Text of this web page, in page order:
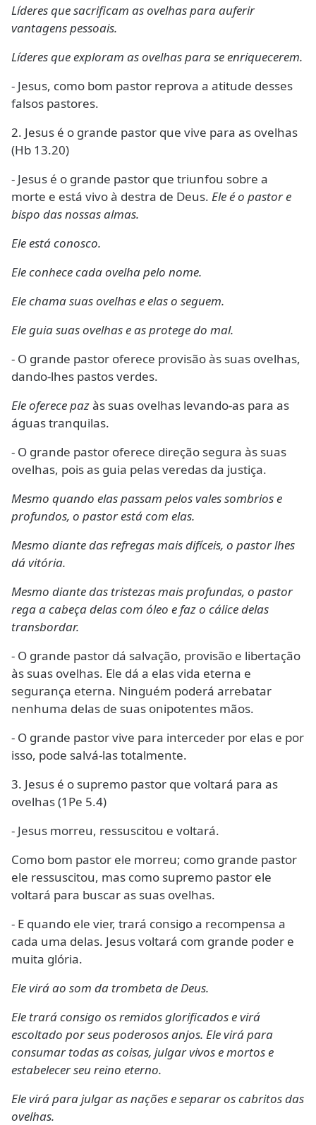
Líderes que sacrificam as ovelhas para auferir
vantagens pessoais.
Líderes que exploram as ovelhas para se enriquecerem.
- Jesus, como bom pastor reprova a atitude desses
falsos pastores.
2. Jesus é o grande pastor que vive para as ovelhas
(Hb 13.20)
- Jesus é o grande pastor que triunfou sobre a
morte e está vivo à destra de Deus. Ele é o pastor e
bispo das nossas almas.
Ele está conosco.
Ele conhece cada ovelha pelo nome.
Ele chama suas ovelhas e elas o seguem.
Ele guia suas ovelhas e as protege do mal.
- O grande pastor oferece provisão às suas ovelhas,
dando-lhes pastos verdes.
Ele oferece pazàs suas ovelhas levando-as para as
águas tranquilas.
- O grande pastor oferece direção segura às suas
ovelhas, pois as guia pelas veredas da justiça.
Mesmo quando elas passam pelos vales sombrios e
profundos, o pastor está com elas.
Mesmo diante das refregas mais difíceis, o pastor lhes
dá vitória.
Mesmo diante das tristezas mais profundas, o pastor
rega a cabeça delas com óleo e faz o cálice delas
transbordar.
- O grande pastor dá salvação, provisão e libertação
às suas ovelhas. Ele dá a elas vida eterna e
segurança eterna. Ninguém poderá arrebatar
nenhuma delas de suas onipotentes mãos.
- O grande pastor vive para interceder por elas e por
isso, pode salvá-las totalmente.
3. Jesus é o supremo pastor que voltará para as
ovelhas (1Pe 5.4)
- Jesus morreu, ressuscitou e voltará.
Como bom pastor ele morreu; como grande pastor
ele ressuscitou, mas como supremo pastor ele
voltará para buscar as suas ovelhas.
- E quando ele vier, trará consigo a recompensa a
cada uma delas. Jesus voltará com grande poder e
muita glória.
Ele virá ao som da trombeta de Deus.
Ele trará consigo os remidos glorificados e virá
escoltado por seus poderosos anjos. Ele virá para
consumar todas as coisas, julgar vivos e mortos e
estabelecer seu reino eterno.
Ele virá para julgar as nações e separar os cabritos das
ovelhas.